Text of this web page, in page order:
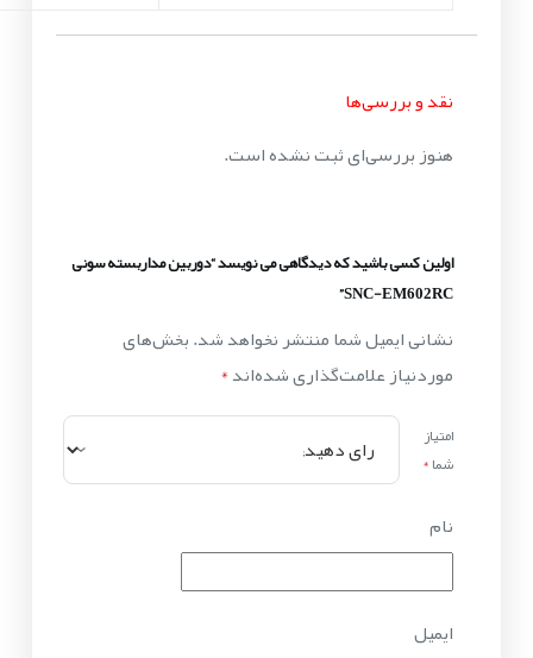
نقد و بررسی‌ها
هنوز بررسی‌ای ثبت نشده است.
اولین کسی باشید که دیدگاهی می نویسد “دوربین مداربسته سونی
SNC-EM602RC”
نشانی ایمیل شما منتشر نخواهد شد.بخش‌های
موردنیاز علامت‌گذاری شده‌اند*
امتیاز
شما*
نام
ایمیل